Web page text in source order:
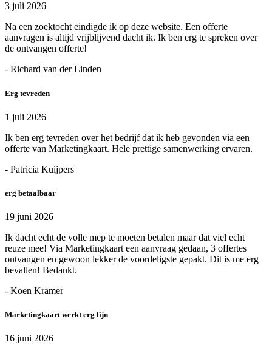
3 juli 2026
Na een zoektocht eindigde ik op deze website. Een offerte
aanvragen is altijd vrijblijvend dacht ik. Ik ben erg te spreken over
de ontvangen offerte!
- Richard van der Linden
Erg tevreden
1 juli 2026
Ik ben erg tevreden over het bedrijf dat ik heb gevonden via een
offerte van Marketingkaart. Hele prettige samenwerking ervaren.
- Patricia Kuijpers
erg betaalbaar
19 juni 2026
Ik dacht echt de volle mep te moeten betalen maar dat viel echt
reuze mee! Via Marketingkaart een aanvraag gedaan, 3 offertes
ontvangen en gewoon lekker de voordeligste gepakt. Dit is me erg
bevallen! Bedankt.
- Koen Kramer
Marketingkaart werkt erg fijn
16 juni 2026